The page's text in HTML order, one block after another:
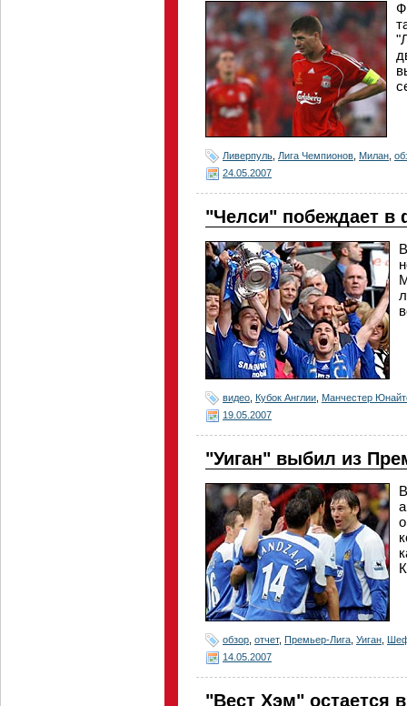
Ливерпуль Лига Чемпионов Милан
24.05.2007
"Челси" побеждает в
видео Кубок Англии Манчестер
19.05.2007
"Уиган" выбил из
обзор отчет, Премьер-Лига Уиган
14.05.2007
"Вест Хэм" остается